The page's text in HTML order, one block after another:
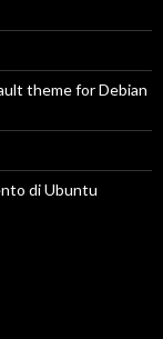
theme for Debian
di Ubuntu